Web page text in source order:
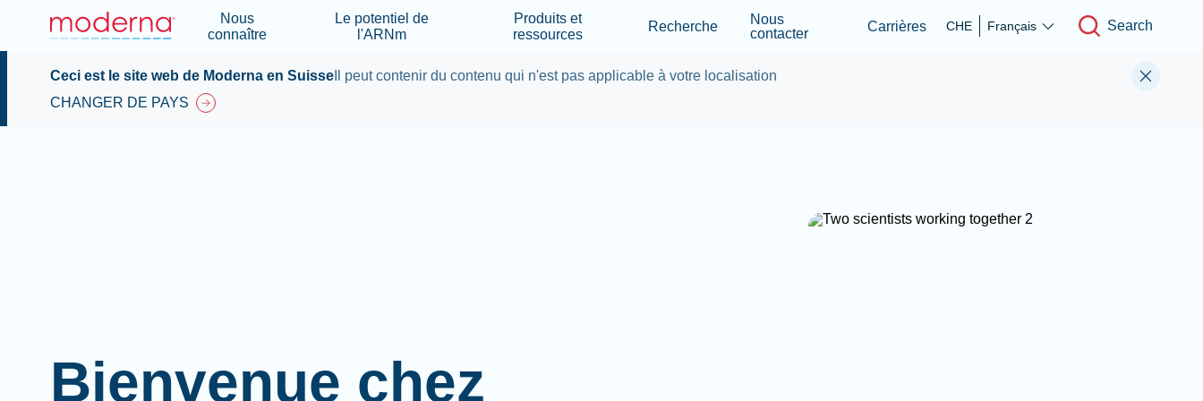
Skip to main content
Nous
connaître
Le potentiel de
l'ARNm
Produits et
ressources
Recherche
Nous
contacter
Carrières CHE Français Search
Ceci est le site web de Moderna en Suisse Il peut contenir du contenu qui n'est pas applicable à votre localisation
CHANGER DE PAYS
Bienvenue chez